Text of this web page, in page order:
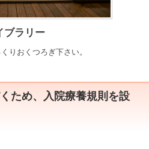
ブラリー
りおくつろぎ下さい。
ため、入院療養規則を設